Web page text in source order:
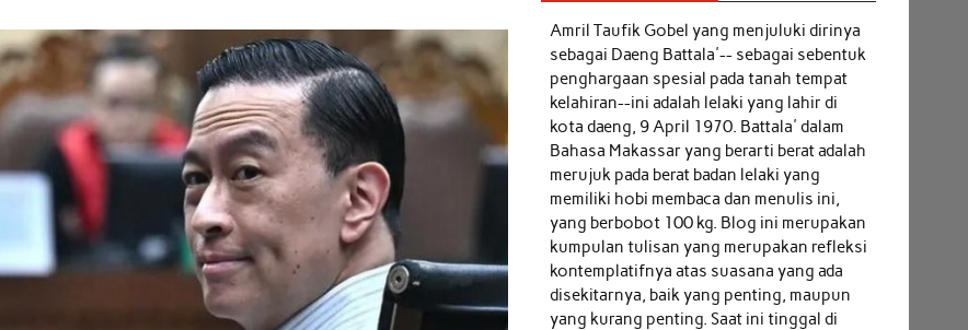
Amril Taufik Gobel yang menjuluki dirinya
sebagai Daeng Battala'-- sebagai sebentuk
penghargaan spesial pada tanah tempat
kelahiran--ini adalah lelaki yang lahir di
kota daeng, 9 April 1970. Battala' dalam
Bahasa Makassar yang berarti berat adalah
merujuk pada berat badan lelaki yang
memiliki hobi membaca dan menulis ini,
yang berbobot 100 kg. Blog ini merupakan
kumpulan tulisan yang merupakan refleksi
kontemplatifnya atas suasana yang ada
disekitarnya, baik yang penting, maupun
yang kurang penting. Saat ini tinggal di